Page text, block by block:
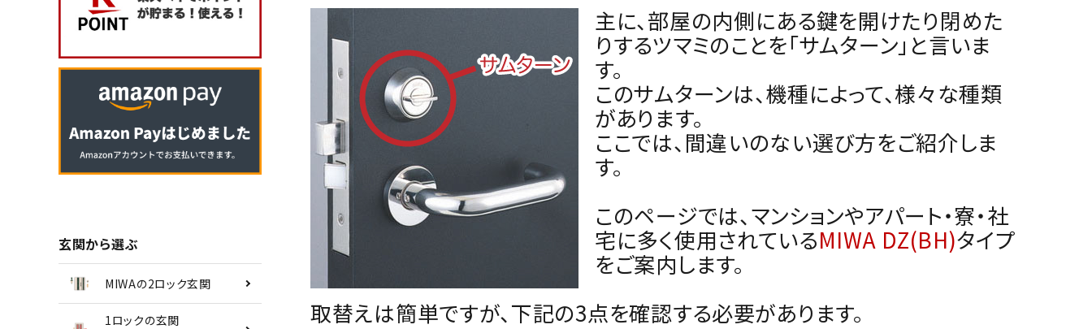
レバーハンドルのみ交換
暗証番号錠
INFORMATION
ACCOUNT MENU
ようこそ ゲスト 様
玄関から選ぶ
MIWAの2ロック玄関
1ロックの玄関
主に、部屋の内側にある鍵を開けたり閉めた
りするツマミのことを「サムターン」と言いま
す。
このサムターンは、機種によって、様々な種類
があります。
ここでは、間違いのない選び方をご紹介しま
す。
このページでは、マンションやアパート・寮・社
宅に多く使用されているMIWA DZ(BH)タイプ
をご案内します。
取替えは簡単ですが、下記の3点を確認する必要があります。